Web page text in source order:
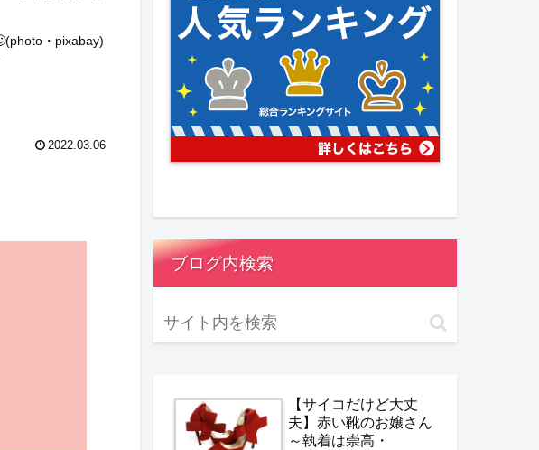
・pixabay)
2022.03.06
ブログ内検索
【サイコだけど大丈
夫】赤い靴のお嬢さん
～執着は崇高・